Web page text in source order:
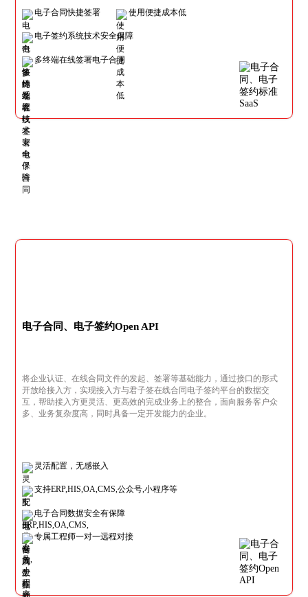
电子合同快捷签署 使用便捷成本低
电子签约系统技术安全保障
多终端在线签署电子合同
电子合同、电子签约Open API
将企业认证、在线合同文件的发起、签署等基础能力，通过接口的形式
开放给接入方，实现接入方与君子签在线合同电子签约平台的数据交
互，帮助接入方更灵活、更高效的完成业务上的整合，面向服务客户众
多、业务复杂度高，同时具备一定开发能力的企业。
灵活配置，无感嵌入
支持ERP,HIS,OA,CMS,公众号,小程序等
电子合同数据安全有保障
专属工程师一对一远程对接